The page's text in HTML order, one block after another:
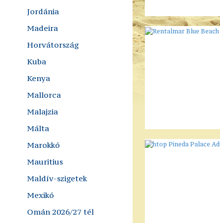
Jordánia
Madeira
Horvátország
Kuba
Kenya
Mallorca
Malajzia
Málta
Marokkó
Mauritius
Maldív-szigetek
Mexikó
Omán 2026/27 tél